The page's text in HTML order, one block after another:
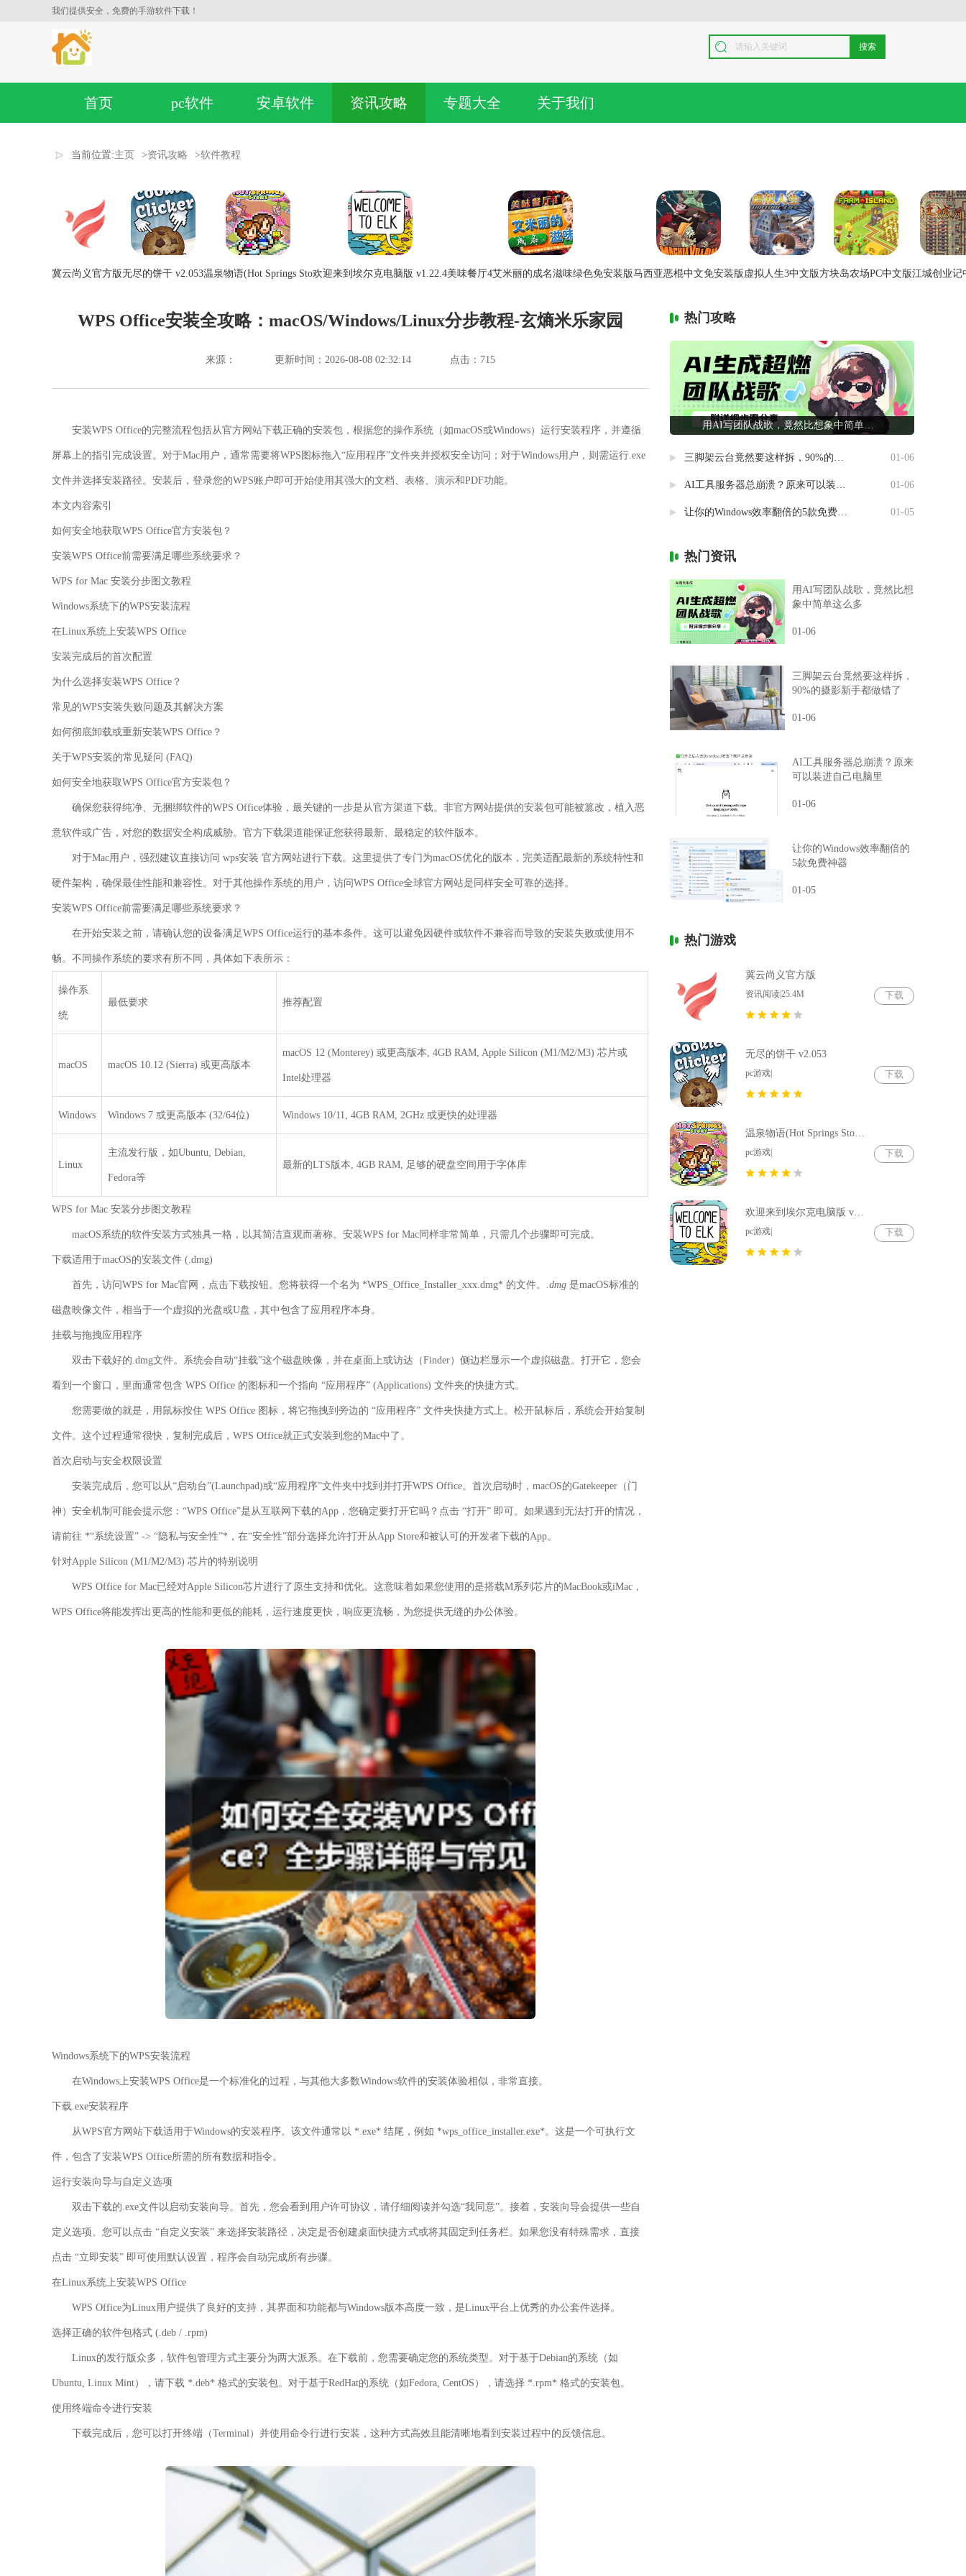
我们提供安全，免费的手游软件下载！
搜索
首页 pc软件 安卓软件 资讯攻略 专题大全 关于我们
当前位置:主页 >资讯攻略 >软件教程
冀云尚义官方版无尽的饼干 v2.053温泉物语(Hot Springs Sto欢迎来到埃尔克电脑版 v1.22.4美味餐厅4艾米丽的成名滋味绿色免安装版马西亚恶棍中文免安装版 虚拟人生3中文版方块岛农场PC中文版江城创业记
WPS Office安装全攻略：macOS/Windows/Linux分步教程-玄熵米乐家园
来源： 更新时间：2026-08-08 02:32:14 点击： 715
安装WPS Office的完整流程包括从官方网站下载正确的安装包，根据您的操作系统（如macOS或Windows）运行安装程序，并遵循
屏幕上的指引完成设置。对于Mac用户，通常需要将WPS图标拖入“应用程序”文件夹并授权安全访问；对于Windows用户，则需运行.exe
文件并选择安装路径。安装后，登录您的WPS账户即可开始使用其强大的文档、表格、演示和PDF功能。
本文内容索引
如何安全地获取WPS Office官方安装包？
安装WPS Office前需要满足哪些系统要求？
WPS for Mac 安装分步图文教程
Windows系统下的WPS安装流程
在Linux系统上安装WPS Office
安装完成后的首次配置
为什么选择安装WPS Office？
常见的WPS安装失败问题及其解决方案
如何彻底卸载或重新安装WPS Office？
关于WPS安装的常见疑问 (FAQ)
如何安全地获取WPS Office官方安装包？
确保您获得纯净、无捆绑软件的WPS Office体验，最关键的一步是从官方渠道下载。非官方网站提供的安装包可能被篡改，植入恶
意软件或广告，对您的数据安全构成威胁。官方下载渠道能保证您获得最新、最稳定的软件版本。
对于Mac用户，强烈建议直接访问 wps安装 官方网站进行下载。这里提供了专门为macOS优化的版本，完美适配最新的系统特性和
硬件架构，确保最佳性能和兼容性。对于其他操作系统的用户，访问WPS Office全球官方网站是同样安全可靠的选择。
安装WPS Office前需要满足哪些系统要求？
在开始安装之前，请确认您的设备满足WPS Office运行的基本条件。这可以避免因硬件或软件不兼容而导致的安装失败或使用不
畅。不同操作系统的要求有所不同，具体如下表所示：
操作系
统
最低要求 推荐配置
macOS macOS 10.12 (Sierra) 或更高版本
macOS 12 (Monterey) 或更高版本, 4GB RAM, Apple Silicon (M1/M2/M3) 芯片或
Intel处理器
Windows Windows 7 或更高版本 (32/64位) Windows 10/11, 4GB RAM, 2GHz 或更快的处理器
Linux
主流发行版，如Ubuntu, Debian,
Fedora等
最新的LTS版本, 4GB RAM, 足够的硬盘空间用于字体库
WPS for Mac 安装分步图文教程
macOS系统的软件安装方式独具一格，以其简洁直观而著称。安装WPS for Mac同样非常简单，只需几个步骤即可完成。
下载适用于macOS的安装文件 (.dmg)
首先，访问WPS for Mac官网，点击下载按钮。您将获得一个名为 *WPS_Office_Installer_xxx.dmg* 的文件。 .dmg 是macOS标准的
磁盘映像文件，相当于一个虚拟的光盘或U盘，其中包含了应用程序本身。
挂载与拖拽应用程序
双击下载好的.dmg文件。系统会自动“挂载”这个磁盘映像，并在桌面上或访达（Finder）侧边栏显示一个虚拟磁盘。打开它，您会
看到一个窗口，里面通常包含 WPS Office 的图标和一个指向 “应用程序” (Applications) 文件夹的快捷方式。
您需要做的就是，用鼠标按住 WPS Office 图标，将它拖拽到旁边的 “应用程序” 文件夹快捷方式上。松开鼠标后，系统会开始复制
文件。这个过程通常很快，复制完成后，WPS Office就正式安装到您的Mac中了。
首次启动与安全权限设置
安装完成后，您可以从“启动台”(Launchpad)或“应用程序”文件夹中找到并打开WPS Office。首次启动时，macOS的Gatekeeper（门
神）安全机制可能会提示您：“WPS Office”是从互联网下载的App，您确定要打开它吗？点击 “打开” 即可。如果遇到无法打开的情况，
请前往 *“系统设置” -> “隐私与安全性”*，在“安全性”部分选择允许打开从App Store和被认可的开发者下载的App。
针对Apple Silicon (M1/M2/M3) 芯片的特别说明
WPS Office for Mac已经对Apple Silicon芯片进行了原生支持和优化。这意味着如果您使用的是搭载M系列芯片的MacBook或iMac，
WPS Office将能发挥出更高的性能和更低的能耗，运行速度更快，响应更流畅，为您提供无缝的办公体验。
Windows系统下的WPS安装流程
在Windows上安装WPS Office是一个标准化的过程，与其他大多数Windows软件的安装体验相似，非常直接。
下载.exe安装程序
从WPS官方网站下载适用于Windows的安装程序。该文件通常以 *.exe* 结尾，例如 *wps_office_installer.exe*。这是一个可执行文
件，包含了安装WPS Office所需的所有数据和指令。
运行安装向导与自定义选项
双击下载的.exe文件以启动安装向导。首先，您会看到用户许可协议，请仔细阅读并勾选“我同意”。接着，安装向导会提供一些自
定义选项。您可以点击 “自定义安装” 来选择安装路径，决定是否创建桌面快捷方式或将其固定到任务栏。如果您没有特殊需求，直接
点击 “立即安装” 即可使用默认设置，程序会自动完成所有步骤。
在Linux系统上安装WPS Office
WPS Office为Linux用户提供了良好的支持，其界面和功能都与Windows版本高度一致，是Linux平台上优秀的办公套件选择。
选择正确的软件包格式 (.deb / .rpm)
Linux的发行版众多，软件包管理方式主要分为两大派系。在下载前，您需要确定您的系统类型。对于基于Debian的系统（如
Ubuntu, Linux Mint），请下载 *.deb* 格式的安装包。对于基于RedHat的系统（如Fedora, CentOS），请选择 *.rpm* 格式的安装包。
使用终端命令进行安装
下载完成后，您可以打开终端（Terminal）并使用命令行进行安装，这种方式高效且能清晰地看到安装过程中的反馈信息。
热门攻略
用AI写团队战歌，竟然比想象中简单这么多
三脚架云台竟然要这样拆，90%的摄影新手都做错了 01-06
AI工具服务器总崩溃？原来可以装进自己电脑里 01-06
让你的Windows效率翻倍的5款免费神器 01-05
热门资讯
用AI写团队战歌，竟然比想
象中简单这么多
01-06
三脚架云台竟然要这样拆，
90%的摄影新手都做错了
01-06
AI工具服务器总崩溃？原来
可以装进自己电脑里
01-06
让你的Windows效率翻倍的
5款免费神器
01-05
热门游戏
冀云尚义官方版
资讯阅读|25.4M 下载
无尽的饼干 v2.053
pc游戏| 下载
温泉物语(Hot Springs Story) v2.79
pc游戏| 下载
欢迎来到埃尔克电脑版 v1.22.4
pc游戏| 下载